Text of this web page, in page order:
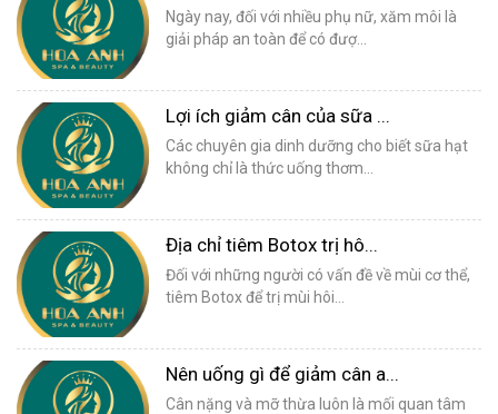
Ngày nay, đối với nhiều phụ nữ, xăm môi là
giải pháp an toàn để có đượ...
Lợi ích giảm cân của sữa ...
Các chuyên gia dinh dưỡng cho biết sữa hạt
không chỉ là thức uống thơm...
Địa chỉ tiêm Botox trị hô...
Đối với những người có vấn đề về mùi cơ thể,
tiêm Botox để trị mùi hôi...
Nên uống gì để giảm cân a...
Cân nặng và mỡ thừa luôn là mối quan tâm